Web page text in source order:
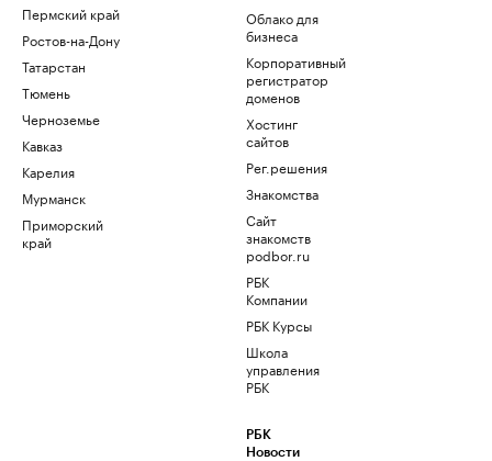
Пермский край
Ростов-на-Дону
Татарстан
Тюмень
Черноземье
Кавказ
Карелия
Мурманск
Приморский
край
Облако для
бизнеса
Корпоративный
регистратор
доменов
Хостинг
сайтов
Рег.решения
Знакомства
Сайт
знакомств
podbor.ru
РБК
Компании
РБК Курсы
Школа
управления
РБК
РБК
Новости